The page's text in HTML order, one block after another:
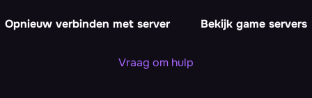
Opnieuw verbinden met server Bekijk game servers
Vraag om hulp